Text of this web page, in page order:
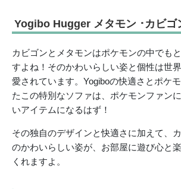
Yogibo Hugger メタモン ･カビ
カビゴンとメタモンはポケモンの中でも
すよね！そのかわいらしい姿と個性は世
愛されています。Yogiboの快適さとポケ
たこの特別なソファは、ポケモンファン
いアイテムになるはず！
その独自のデザインと快適さに加えて、
のかわいらしい姿が、お部屋に遊び心と
くれますよ。